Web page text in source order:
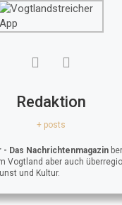
Redaktion
+ posts
- Das Nachrichtenmagazin
Vogtland aber auch
und Kultur.